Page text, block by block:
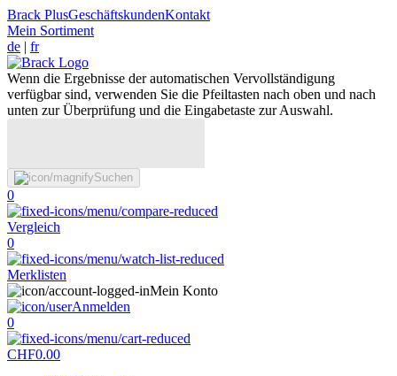
Brack PlusGeschäftskundenKontakt
Mein Sortiment
de | fr
Wenn die Ergebnisse der automatischen Vervollständigung
verfügbar sind, verwenden Sie die Pfeiltasten nach oben und nach
unten zur Überprüfung und die Eingabetaste zur Auswahl.
Suchen
0
Vergleich
0
Merklisten
Mein Konto
Anmelden
0
CHF0.00